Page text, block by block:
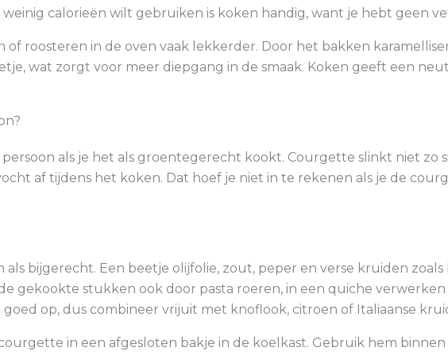
calorieën wilt gebruiken is koken handig, want je hebt geen
of roosteren in de oven vaak lekkerder. Door het bakken
wat zorgt voor meer diepgang in de smaak. Koken geeft een
als je het als groentegerecht kookt. Courgette slinkt niet zo
af tijdens het koken. Dat hoef je niet in te rekenen als je de
bijgerecht. Een beetje olijfolie, zout, peper en verse kruiden zoals
gekookte stukken ook door pasta roeren, in een quiche
op, dus combineer vrijuit met knoflook, citroen of Italiaanse
in een afgesloten bakje in de koelkast. Gebruik hem